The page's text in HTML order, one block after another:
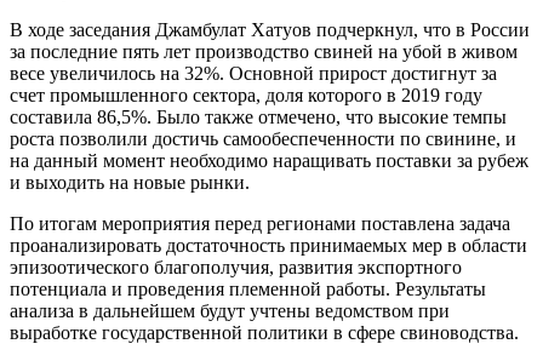
В ходе заседания Джамбулат Хатуов подчеркнул, что в России
за последние пять лет производство свиней на убой в живом
весе увеличилось на 32%. Основной прирост достигнут за
счет промышленного сектора, доля которого в 2019 году
составила 86,5%. Было также отмечено, что высокие темпы
роста позволили достичь самообеспеченности по свинине, и
на данный момент необходимо наращивать поставки за рубеж
и выходить на новые рынки.
По итогам мероприятия перед регионами поставлена задача
проанализировать достаточность принимаемых мер в области
эпизоотического благополучия, развития экспортного
потенциала и проведения племенной работы. Результаты
анализа в дальнейшем будут учтены ведомством при
выработке государственной политики в сфере свиноводства.